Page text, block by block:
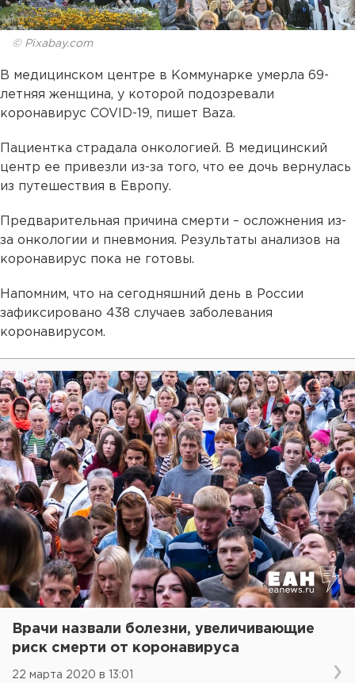
© Pixabay.com
В медицинском центре в Коммунарке умерла 69-
летняя женщина, у которой подозревали
коронавирус COVID-19, пишет Baza.
Пациентка страдала онкологией. В медицинский
центр ее привезли из-за того, что ее дочь вернулась
из путешествия в Европу.
Предварительная причина смерти – осложнения из-
за онкологии и пневмония. Результаты анализов на
коронавирус пока не готовы.
Напомним, что на сегодняшний день в России
зафиксировано 438 случаев заболевания
коронавирусом.
Врачи назвали болезни, увеличивающие
риск смерти от коронавируса
22 марта 2020 в 13:01